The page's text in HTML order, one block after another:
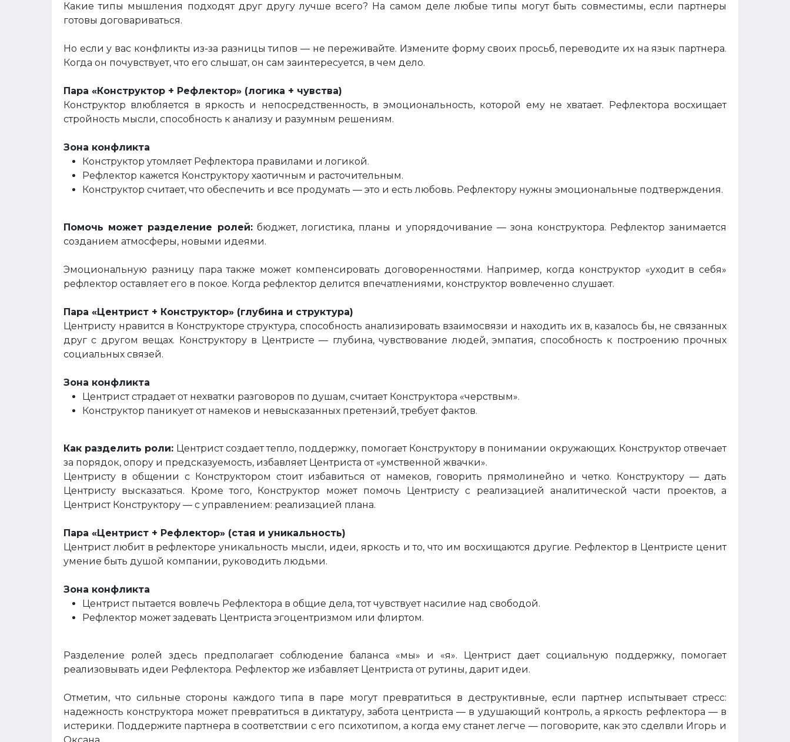
Какие типы мышления подходят друг другу лучше всего? На самом деле любые типы могут быть совместимы, если партнеры
готовы договариваться.
Но если у вас конфликты из-за разницы типов — не переживайте. Измените форму своих просьб, переводите их на язык партнера.
Когда он почувствует, что его слышат, он сам заинтересуется, в чем дело.
Пара «Конструктор + Рефлектор» (логика + чувства)
Конструктор влюбляется в яркость и непосредственность, в эмоциональность, которой ему не хватает. Рефлектора восхищает
стройность мысли, способность к анализу и разумным решениям.
Зона конфликта
Конструктор утомляет Рефлектора правилами и логикой.
Рефлектор кажется Конструктору хаотичным и расточительным.
Конструктор считает, что обеспечить и все продумать — это и есть любовь. Рефлектору нужны эмоциональные подтверждения.
Помочь может разделение ролей:бюджет, логистика, планы и упорядочивание — зона конструктора. Рефлектор занимается
созданием атмосферы, новыми идеями.
Эмоциональную разницу пара также может компенсировать договоренностями. Например, когда конструктор «уходит в себя»
рефлектор оставляет его в покое. Когда рефлектор делится впечатлениями, конструктор вовлеченно слушает.
Пара «Центрист + Конструктор» (глубина и структура)
Центристу нравится в Конструкторе структура, способность анализировать взаимосвязи и находить их в, казалось бы, не связанных
друг с другом вещах. Конструктору в Центристе — глубина, чувствование людей, эмпатия, способность к построению прочных
социальных связей.
Зона конфликта
Центрист страдает от нехватки разговоров по душам, считает Конструктора «черствым».
Конструктор паникует от намеков и невысказанных претензий, требует фактов.
Как разделить роли: Центрист создает тепло, поддержку, помогает Конструктору в понимании окружающих. Конструктор отвечает
за порядок, опору и предсказуемость, избавляет Центриста от «умственной жвачки».
Центристу в общении с Конструктором стоит избавиться от намеков, говорить прямолинейно и четко. Конструктору — дать
Центристу высказаться. Кроме того, Конструктор может помочь Центристу с реализацией аналитической части проектов, а
Центрист Конструктору — с управлением: реализацией плана.
Пара «Центрист + Рефлектор» (стая и уникальность)
Центрист любит в рефлекторе уникальность мысли, идеи, яркость и то, что им восхищаются другие. Рефлектор в Центристе ценит
умение быть душой компании, руководить людьми.
Зона конфликта
Центрист пытается вовлечь Рефлектора в общие дела, тот чувствует насилие над свободой.
Рефлектор может задевать Центриста эгоцентризмом или флиртом.
Разделение ролей здесь предполагает соблюдение баланса «мы» и «я». Центрист дает социальную поддержку, помогает
реализовывать идеи Рефлектора. Рефлектор же избавляет Центриста от рутины, дарит идеи.
Отметим, что сильные стороны каждого типа в паре могут превратиться в деструктивные, если партнер испытывает стресс:
надежность конструктора может превратиться в диктатуру, забота центриста — в удушающий контроль, а яркость рефлектора — в
истерики. Поддержите партнера в соответствии с его психотипом, а когда ему станет легче — поговорите, как это сделвли Игорь и